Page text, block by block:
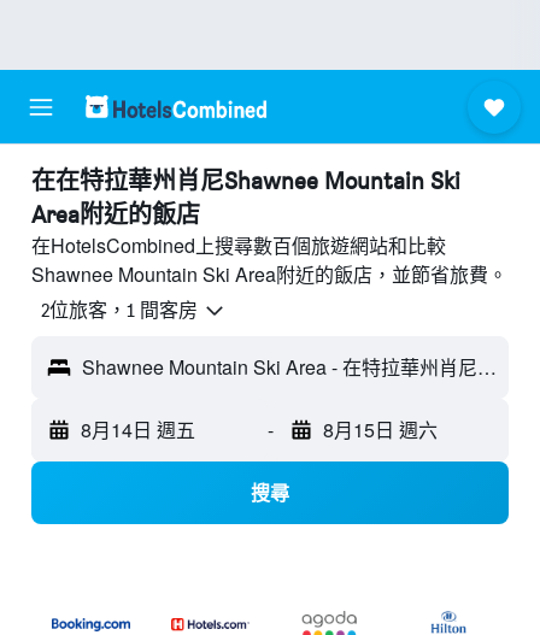
​在在特拉華州肖尼Shawnee Mountain Ski
Area附近​的飯店
在HotelsCombined上搜尋數百個旅遊網站和比較
Shawnee Mountain Ski Area附近的飯店，並節省旅費。
2位旅客，1 間客房
Shawnee Mountain Ski Area - 在特拉華州肖尼, PA, 美國
8月14日 週五 - 8月15日 週六
搜尋